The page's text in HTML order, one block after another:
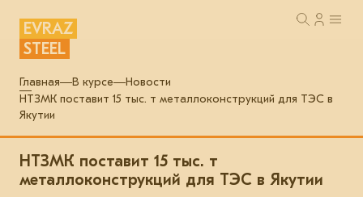
EVRAZ
STEEL
Главная В курсе
Новости
НТЗМК поставит 15 тыс. т металлоконструкций для ТЭС в
Якутии
НТЗМК поставит 15 тыс. т
металлоконструкций для ТЭС в Якутии